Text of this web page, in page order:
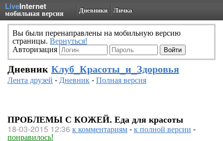
LiveInternet
мобильная версия Дневники Личка
Вы были перенаправлены на мобильную версию
страницы. Вернуться!
Авторизация
Дневник Клуб_Красоты_и_Здоровья
Лента друзей -Дневник-Полная версия
ПРОБЛЕМЫ С КОЖЕЙ. Еда для красоты
18-03-2015 12:36 к комментариям-к полной версии -
понравилось!